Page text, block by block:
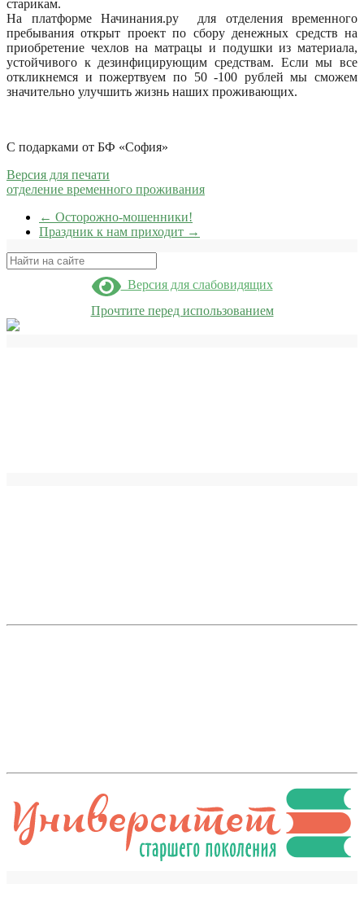
старикам.
На платформе Начинания.ру для отделения временного
пребывания открыт проект по сбору денежных средств на
приобретение чехлов на матрацы и подушки из материала,
устойчивого к дезинфицирующим средствам. Если мы все
откликнемся и пожертвуем по 50 -100 рублей мы сможем
значительно улучшить жизнь наших проживающих.
С подарками от БФ «София»
Версия для печати
отделение временного проживания
← Осторожно-мошенники!
Праздник к нам приходит →
Поиск
Версия для слабовидящих
Прочтите перед использованием